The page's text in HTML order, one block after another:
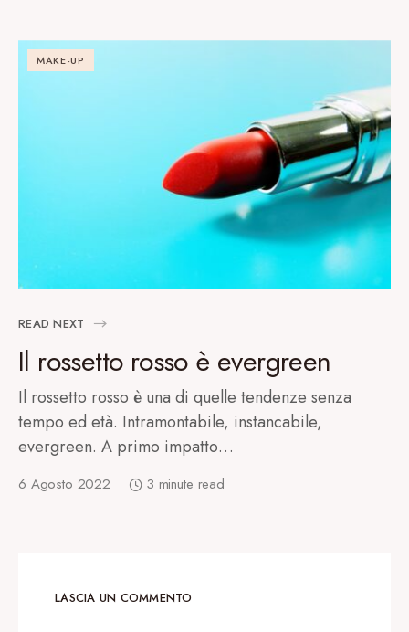
MAKE-UP
READ NEXT
Il rossetto rosso è evergreen
Il rossetto rosso è una di quelle tendenze senza
tempo ed età. Intramontabile, instancabile,
evergreen. A primo impatto…
6 Agosto 2022 3 minute read
LASCIA UN COMMENTO